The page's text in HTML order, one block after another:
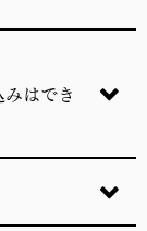
はでき